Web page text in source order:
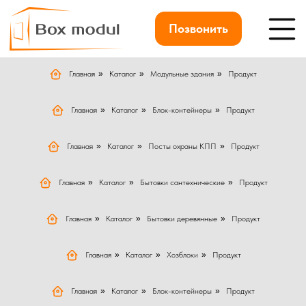
Позвонить
Главная » Каталог » Модульные здания » Продукт
Главная » Каталог » Блок-контейнеры » Продукт
Главная » Каталог » Посты охраны КПП » Продукт
Главная » Каталог » Бытовки сантехнические » Продукт
Главная » Каталог » Бытовки деревянные » Продукт
Главная » Каталог » Хозблоки » Продукт
Главная » Каталог » Блок-контейнеры » Продукт